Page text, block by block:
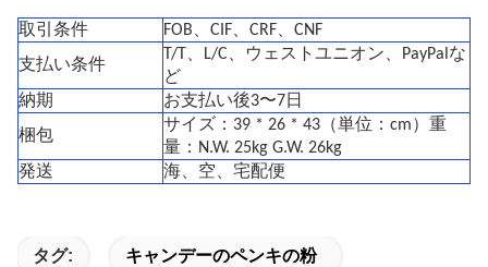
取引条件
FOB、CIF、CRF、CNF
支払い条件
T/T、L/C、ウェストユニオン、PayPalな
ど
納期
お支払い後3〜7日
梱包
サイズ：39 * 26 * 43（単位：cm）重
量：N.W. 25kg G.W. 26kg
発送
海、空、宅配便
タグ: キャンデーのペンキの粉